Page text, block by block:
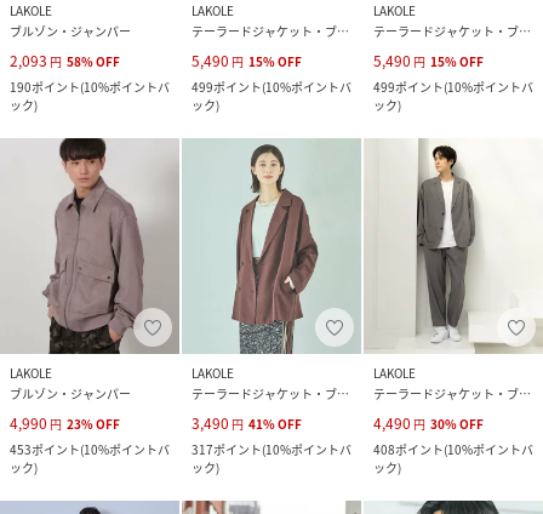
LAKOLE
ブルゾン・ジャンパー
2,093 円 58%OFF
190ポイント(10%ポイントバ
ック)
LAKOLE
テーラードジャケット・ブレザー
5,490 円 15%OFF
499ポイント(10%ポイントバ
ック)
LAKOLE
テーラードジャケット・ブレザー
5,490 円 15%OFF
499ポイント(10%ポイントバ
ック)
LAKOLE
ブルゾン・ジャンパー
4,990 円 23%OFF
453ポイント(10%ポイントバ
ック)
LAKOLE
テーラードジャケット・ブレザー
3,490 円 41%OFF
317ポイント(10%ポイントバ
ック)
LAKOLE
テーラードジャケット・ブレザー
4,490 円 30%OFF
408ポイント(10%ポイントバ
ック)